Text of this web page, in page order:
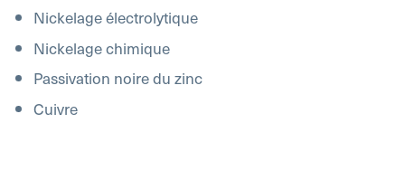
Nickelage électrolytique
Nickelage chimique
Passivation noire du zinc
Cuivre